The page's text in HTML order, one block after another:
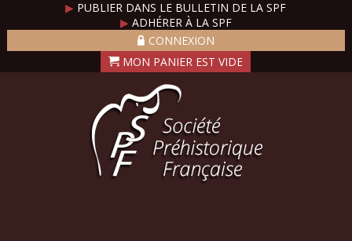
▶ PUBLIER DANS LE BULLETIN DE LA SPF
▶ADHÉRER À LA SPF
CONNEXION